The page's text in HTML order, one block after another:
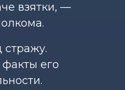
взятки, —
его